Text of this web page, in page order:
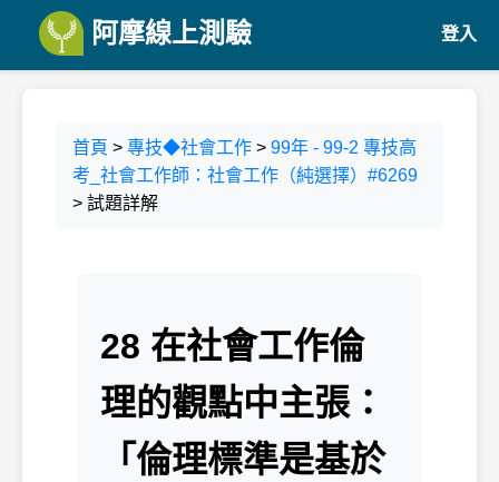
阿摩線上測驗 登入
首頁 > 專技◆社會工作 > 99年 - 99-2 專技高
考_社會工作師：社會工作（純選擇）#6269
> 試題詳解
28 在社會工作倫
理的觀點中主張：
「倫理標準是基於